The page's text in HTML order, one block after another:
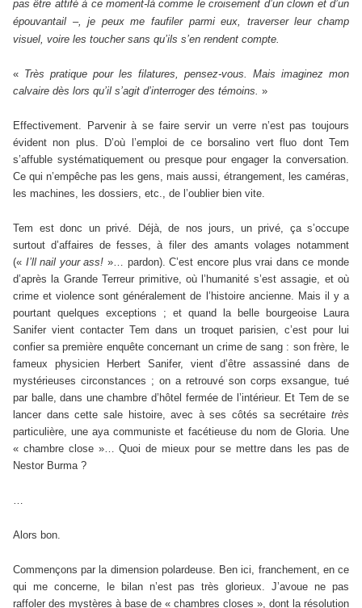
pas être attifé à ce moment-là comme le croisement d’un clown et d’un
épouvantail –, je peux me faufiler parmi eux, traverser leur champ
visuel, voire les toucher sans qu’ils s’en rendent compte.
« Très pratique pour les filatures, pensez-vous. Mais imaginez mon
calvaire dès lors qu’il s’agit d’interroger des témoins. »
Effectivement. Parvenir à se faire servir un verre n’est pas toujours
évident non plus. D’où l’emploi de ce borsalino vert fluo dont Tem
s’affuble systématiquement ou presque pour engager la conversation.
Ce qui n’empêche pas les gens, mais aussi, étrangement, les caméras,
les machines, les dossiers, etc., de l’oublier bien vite.
Tem est donc un privé. Déjà, de nos jours, un privé, ça s’occupe
surtout d’affaires de fesses, à filer des amants volages notamment
(« I’ll nail your ass! »… pardon). C’est encore plus vrai dans ce monde
d’après la Grande Terreur primitive, où l’humanité s’est assagie, et où
crime et violence sont généralement de l’histoire ancienne. Mais il y a
pourtant quelques exceptions ; et quand la belle bourgeoise Laura
Sanifer vient contacter Tem dans un troquet parisien, c’est pour lui
confier sa première enquête concernant un crime de sang : son frère, le
fameux physicien Herbert Sanifer, vient d’être assassiné dans de
mystérieuses circonstances ; on a retrouvé son corps exsangue, tué
par balle, dans une chambre d’hôtel fermée de l’intérieur. Et Tem de se
lancer dans cette sale histoire, avec à ses côtés sa secrétaire très
particulière, une aya communiste et facétieuse du nom de Gloria. Une
« chambre close »… Quoi de mieux pour se mettre dans les pas de
Nestor Burma ?
…
Alors bon.
Commençons par la dimension polardeuse. Ben ici, franchement, en ce
qui me concerne, le bilan n’est pas très glorieux. J’avoue ne pas
raffoler des mystères à base de « chambres closes », dont la résolution